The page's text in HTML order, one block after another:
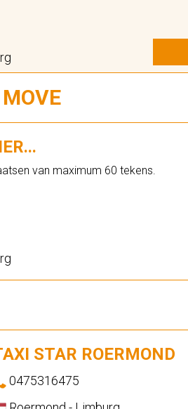
van maximum 60 tekens.
STAR ROERMOND
0475316475